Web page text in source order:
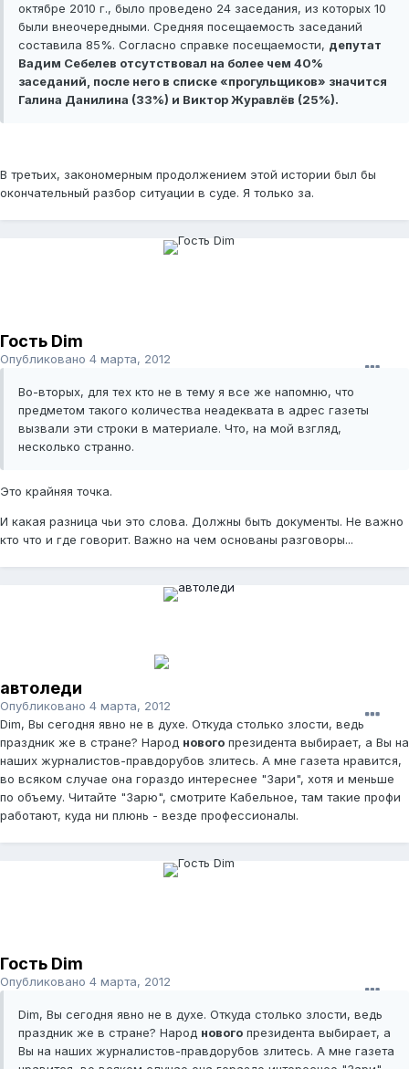
октябре 2010 г., было проведено 24 заседания, из которых 10
были внеочередными. Средняя посещаемость заседаний
составила 85%. Согласно справке посещаемости, депутат
Вадим Себелев отсутствовал на более чем 40%
заседаний, после него в списке «прогульщиков» значится
Галина Данилина (33%) и Виктор Журавлёв (25%).
В третьих, закономерным продолжением этой истории был бы
окончательный разбор ситуации в суде. Я только за.
Гость Dim
Опубликовано 4 марта, 2012
Во-вторых, для тех кто не в тему я все же напомню, что
предметом такого количества неадеквата в адрес газеты
вызвали эти строки в материале. Что, на мой взгляд,
несколько странно.
Это крайняя точка.
И какая разница чьи это слова. Должны быть документы. Не важно
кто что и где говорит. Важно на чем основаны разговоры...
автоледи
Опубликовано 4 марта, 2012
Dim, Вы сегодня явно не в духе. Откуда столько злости, ведь
праздник же в стране? Народ нового президента выбирает, а Вы на
наших журналистов-правдорубов злитесь. А мне газета нравится,
во всяком случае она гораздо интереснее "Зари", хотя и меньше
по объему. Читайте "Зарю", смотрите Кабельное, там такие профи
работают, куда ни плюнь - везде профессионалы.
Гость Dim
Опубликовано 4 марта, 2012
Dim, Вы сегодня явно не в духе. Откуда столько злости, ведь
праздник же в стране? Народ нового президента выбирает, а
Вы на наших журналистов-правдорубов злитесь. А мне газета